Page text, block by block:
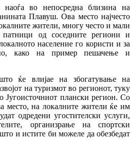
наоѓа во непосредна близина на
Плавуш. Ова место најчесто
жители, многу често и мали
од соседните региони и
население го користи и за
како на пример пешачење и
ќе влијае на збогатување на
на туризмот во регионот, туку
Југоисточниот плански регион. Со
место, на локалните жители ќе им
одредени угостителски услуги,
организрање на спортски
и истите би можеле да обезбедат